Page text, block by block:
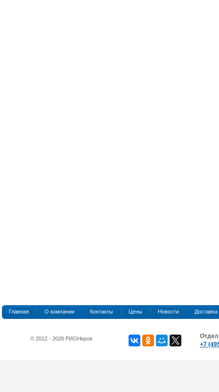
Главная О компании Контакты Цены Новости Доставка
© 2012 - 2026 РИОНкров
+7